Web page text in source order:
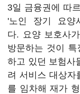
3일 금융권에 따
'노인 장기 요양
다. 요양 보호사
방문하는 것이 특
하고 있던 보험사
려 서비스 대상자
를 임차해 재가